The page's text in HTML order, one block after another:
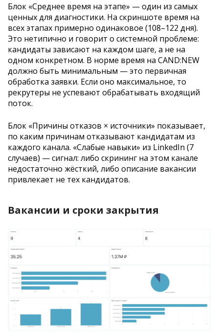
Блок «Среднее время на этапе» — один из самых
ценных для диагностики. На скриншоте время на
всех этапах примерно одинаковое (108–122 дня).
Это нетипично и говорит о системной проблеме:
кандидаты зависают на каждом шаге, а не на
одном конкретном. В норме время на CAND:NEW
должно быть минимальным — это первичная
обработка заявки. Если оно максимальное, то
рекрутеры не успевают обрабатывать входящий
поток.
Блок «Причины отказов × источники» показывает,
по каким причинам отказывают кандидатам из
каждого канала. «Слабые навыки» из LinkedIn (7
случаев) — сигнал: либо скрининг на этом канале
недостаточно жёсткий, либо описание вакансии
привлекает не тех кандидатов.
Вакансии и сроки закрытия